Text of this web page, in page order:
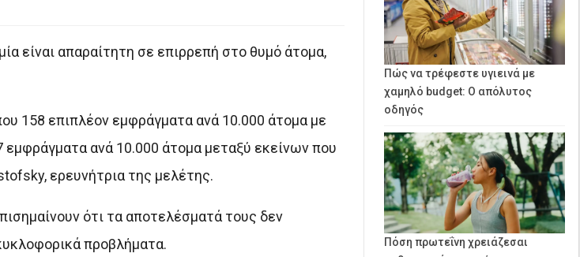
είναι απαραίτητη σε επιρρεπή στο θυμό άτομα,
158 επιπλέον εμφράγματα ανά 10.000 άτομα με
εμφράγματα ανά 10.000 άτομα μεταξύ εκείνων που
ερευνήτρια της μελέτης.
ότι τα αποτελέσματά τους δεν
προβλήματα.
Πώς να τρέφεστε υγιεινά με
χαμηλό budget: Ο απόλυτος
οδηγός
Πόση πρωτεΐνη χρειάζεσαι